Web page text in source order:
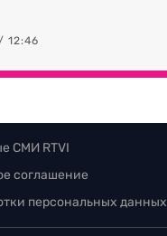
12:46
СМИ RTVI
соглашение
персональных данных